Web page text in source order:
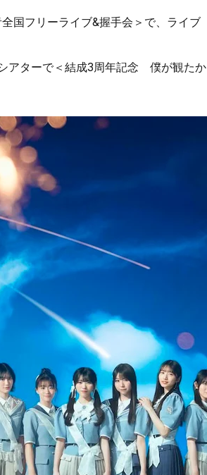
国フリーライブ&握手会＞で、ライブ
アターで＜結成3周年記念 僕が観たか